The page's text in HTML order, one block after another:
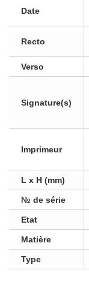
Date
Recto
Verso
Signature(s)
Imprimeur
L x H (mm)
№ de série
Etat
Matière
Type